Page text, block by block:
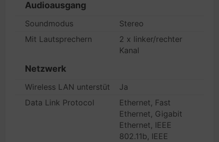
Audioausgang
Soundmodus
Stereo
Mit Lautsprechern
2 x linker/rechter
Kanal
Netzwerk
Wireless LAN unterstützt
Ja
Data Link Protocol
Ethernet, Fast
Ethernet, Gigabit
Ethernet, IEEE
802.11b, IEEE